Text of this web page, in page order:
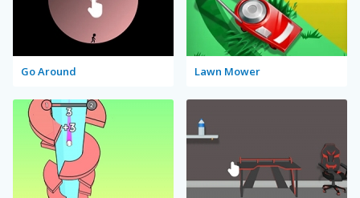
Go Around Lawn Mower